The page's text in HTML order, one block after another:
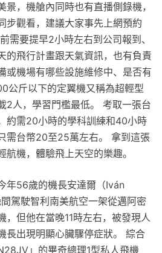
景，機艙內同時也有直播側錄機，
步觀看，建議大家事先上網預約
需要提早2小時左右到公司報到、
的飛行計畫跟天氣資訊，也有負責
或機場有哪些設施維修中、是否有
公斤以下的定翼機又稱為超輕型
2人，學習門檻最低。 考取一張台
約需20小時的學科訓練和40小時
需台幣20至25萬左右。 拿到這張
機，體驗飛上天空的樂趣。
年56歲的機長安達爾（Iván
駕駛智利南美航空一架從邁阿密
，但他在當晚11時左右，被發現人
長出現明顯心臟驟停症狀。 綜合
」的畢奇總理1型私人飛機